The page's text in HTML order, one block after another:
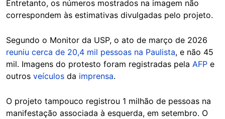
Entretanto, os números mostrados na imagem não
correspondem às estimativas divulgadas pelo projeto.
Segundo o Monitor da USP, o ato de março de 2026
reuniu cerca de 20,4 mil pessoas na Paulista, e não 45
mil. Imagens do protesto foram registradas pela AFP e
outros veículos da imprensa.
O projeto tampouco registrou 1 milhão de pessoas na
manifestação associada à esquerda, em setembro. O